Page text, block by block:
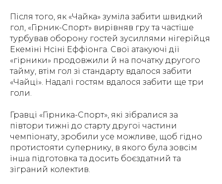
Після того, як «Чайка» зуміла забити швидкий
гол, «Гірник-Спорт» вирівняв гру та частіше
турбував оборону гостей зусиллями нігерійця
Екеміні Нсіні Еффіонга. Свої атакуючі дії
«гірники» продовжили й на початку другого
тайму, втім гол зі стандарту вдалося забити
«Чайці». Надалі гостям вдалося забити ще три
голи.
Гравці «Гірника-Спорт», які зібралися за
півтори тижні до старту другої частини
чемпіонату, зробили усе можливе, щоб гідно
протистояти супернику, в якого була зовсім
інша підготовка та досить боєздатний та
зіграний колектив.